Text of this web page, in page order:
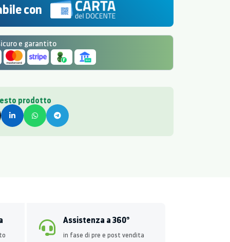
con
e garantito
prodotto
Assistenza a 360°
in fase di pre e post vendita